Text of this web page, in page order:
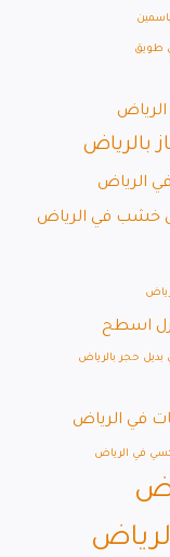
طويق
الرياض
بالرياض
الرياض
خشب في الرياض
اسطح
بديل حجر بالرياض
في الرياض
في الرياض